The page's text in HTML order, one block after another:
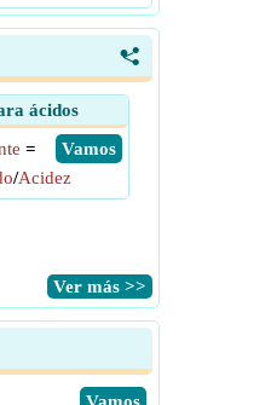
<
ácidos
​ Vamos
=
/Acidez
​Ver más >>